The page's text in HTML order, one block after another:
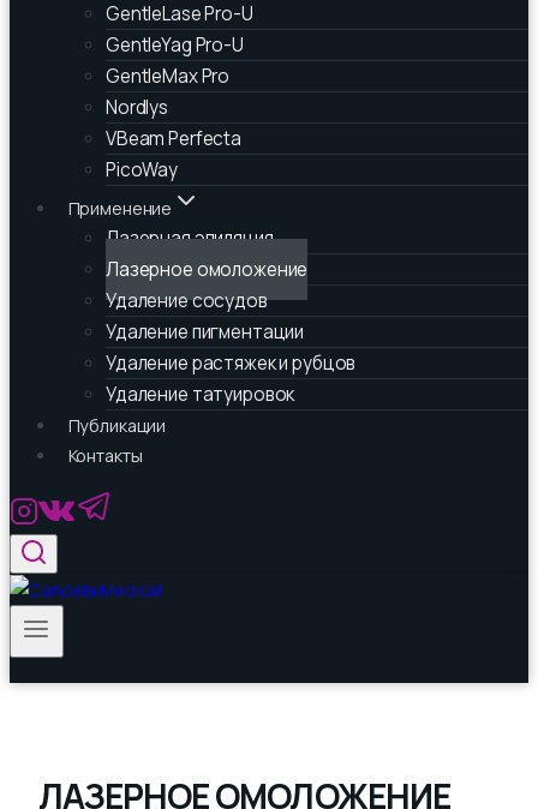
GentleLase Pro-U
GentleYag Pro-U
GentleMax Pro
Nordlys
VBeam Perfecta
PicoWay
Применение
Лазерная эпиляция
Лазерное омоложение
Удаление сосудов
Удаление пигментации
Удаление растяжек и рубцов
Удаление татуировок
Публикации
Контакты
ЛАЗЕРНОЕ ОМОЛОЖЕНИЕ